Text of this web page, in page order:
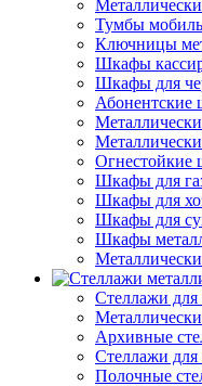
Тумбы
Ключницы
Шкафы
Шкафы для
Абонентские
Огнестойкие
Шкафы для
Шкафы для
Шкафы для
Шкафы
Стеллажи для
Архивные
Стеллажи для
Полочные